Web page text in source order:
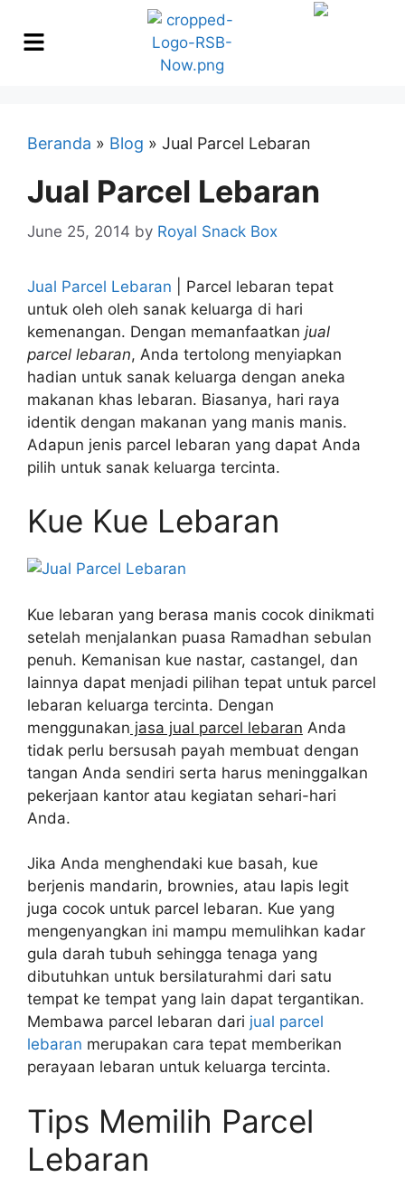
Beranda » Blog » Jual Parcel Lebaran
Jual Parcel Lebaran
June 25, 2014 by Royal Snack Box
Jual Parcel Lebaran | Parcel lebaran tepat
untuk oleh oleh sanak keluarga di hari
kemenangan. Dengan memanfaatkan jual
parcel lebaran, Anda tertolong menyiapkan
hadian untuk sanak keluarga dengan aneka
makanan khas lebaran. Biasanya, hari raya
identik dengan makanan yang manis manis.
Adapun jenis parcel lebaran yang dapat Anda
pilih untuk sanak keluarga tercinta.
Kue Kue Lebaran
Kue lebaran yang berasa manis cocok dinikmati
setelah menjalankan puasa Ramadhan sebulan
penuh. Kemanisan kue nastar, castangel, dan
lainnya dapat menjadi pilihan tepat untuk parcel
lebaran keluarga tercinta. Dengan
menggunakan jasa jual parcel lebaran Anda
tidak perlu bersusah payah membuat dengan
tangan Anda sendiri serta harus meninggalkan
pekerjaan kantor atau kegiatan sehari-hari
Anda.
Jika Anda menghendaki kue basah, kue
berjenis mandarin, brownies, atau lapis legit
juga cocok untuk parcel lebaran. Kue yang
mengenyangkan ini mampu memulihkan kadar
gula darah tubuh sehingga tenaga yang
dibutuhkan untuk bersilaturahmi dari satu
tempat ke tempat yang lain dapat tergantikan.
Membawa parcel lebaran dari jual parcel
lebaran merupakan cara tepat memberikan
perayaan lebaran untuk keluarga tercinta.
Tips Memilih Parcel
Lebaran